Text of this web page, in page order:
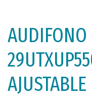
AUDIFONO
AJUSTABLE